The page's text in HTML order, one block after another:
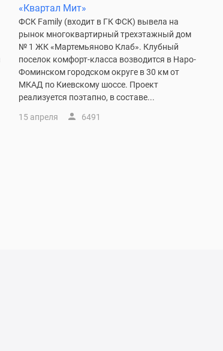
«Квартал Мит»
ФСК Family (входит в ГК ФСК) вывела на
рынок многоквартирный трехэтажный дом
№ 1 ЖК «Мартемьяново Клаб». Клубный
поселок комфорт-класса возводится в Наро-
Фоминском городском округе в 30 км от
МКАД по Киевскому шоссе. Проект
реализуется поэтапно, в составе...
15 апреля 6491